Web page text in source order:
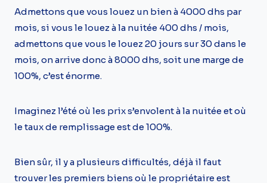
Admettons que vous louez un bien à 4000 dhs par
mois, si vous le louez à la nuitée 400 dhs / mois,
admettons que vous le louez 20 jours sur 30 dans le
mois, on arrive donc à 8000 dhs, soit une marge de
100%, c’est énorme.
Imaginez l’été où les prix s’envolent à la nuitée et où
le taux de remplissage est de 100%.
Bien sûr, il y a plusieurs difficultés, déjà il faut
trouver les premiers biens où le propriétaire est